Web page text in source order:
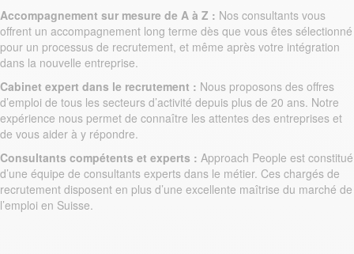
Accompagnement sur mesure de A à Z : Nos consultants vous
offrent un accompagnement long terme dès que vous êtes sélectionné
pour un processus de recrutement, et même après votre intégration
dans la nouvelle entreprise.
Cabinet expert dans le recrutement : Nous proposons des offres
d’emploi de tous les secteurs d’activité depuis plus de 20 ans. Notre
expérience nous permet de connaître les attentes des entreprises et
de vous aider à y répondre.
Consultants compétents et experts : Approach People est constitué
d’une équipe de consultants experts dans le métier. Ces chargés de
recrutement disposent en plus d’une excellente maîtrise du marché de
l’emploi en Suisse.